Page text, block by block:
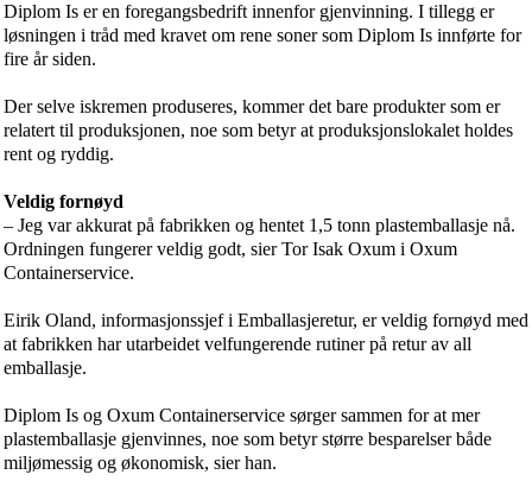
Diplom Is er en foregangsbedrift innenfor gjenvinning. I tillegg er
løsningen i tråd med kravet om rene soner som Diplom Is innførte for
fire år siden.
Der selve iskremen produseres, kommer det bare produkter som er
relatert til produksjonen, noe som betyr at produksjonslokalet holdes
rent og ryddig.
Veldig fornøyd
– Jeg var akkurat på fabrikken og hentet 1,5 tonn plastemballasje nå.
Ordningen fungerer veldig godt, sier Tor Isak Oxum i Oxum
Containerservice.
Eirik Oland, informasjonssjef i Emballasjeretur, er veldig fornøyd med
at fabrikken har utarbeidet velfungerende rutiner på retur av all
emballasje.
Diplom Is og Oxum Containerservice sørger sammen for at mer
plastemballasje gjenvinnes, noe som betyr større besparelser både
miljømessig og økonomisk, sier han.